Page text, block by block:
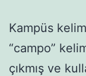
Kampüs
“campo”
çıkmış ve